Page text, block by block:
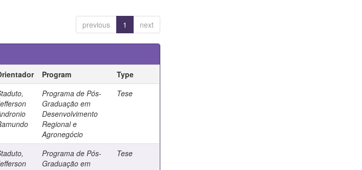
previous 1 next
Program
Type
Programa de Pós-
Graduação em
Desenvolvimento
Regional e
Agronegócio
Tese
Programa de Pós-
Graduação em
Tese